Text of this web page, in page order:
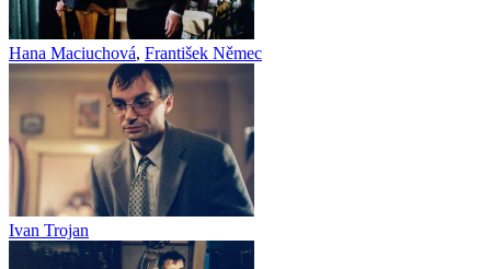
Hana Maciuchová, František Němec
Ivan Trojan